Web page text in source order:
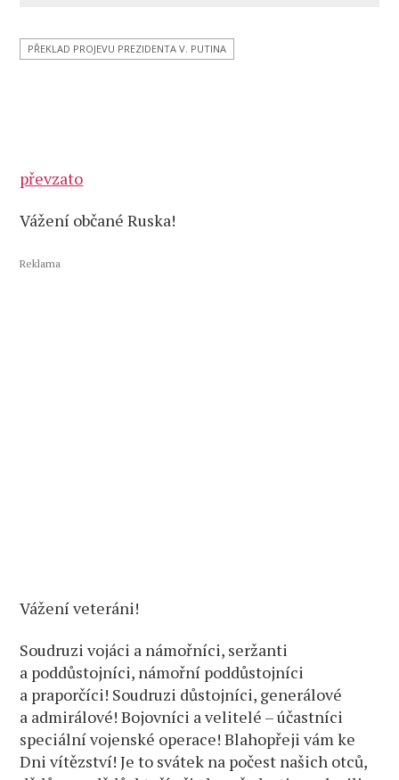
PŘEKLAD PROJEVU PREZIDENTA V. PUTINA
převzato
Vážení občané Ruska!
Reklama
Vážení veteráni!
Soudruzi vojáci a námořníci, seržanti
a poddůstojníci, námořní poddůstojníci
a praporčíci! Soudruzi důstojníci, generálové
a admirálové! Bojovníci a velitelé – účastníci
speciální vojenské operace! Blahopřeji vám ke
Dni vítězství! Je to svátek na počest našich otců,